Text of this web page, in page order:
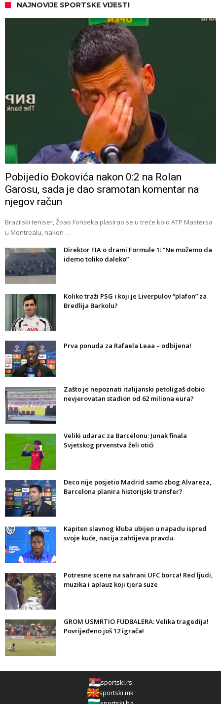
NAJNOVIJE SPORTSKE VIJESTI
Pobijedio Đokovića nakon 0:2 na Rolan
Garosu, sada je dao sramotan komentar na
njegov račun
Brazilski teniser, Žoao Fonseka plasirao se u treće kolo ATP Mastersa
u Montrealu, nakon …
Direktor FIA o drami Formule 1: “Ne možemo da
idemo toliko daleko”
Koliko traži PSG i koji je Liverpulov “plafon” za
Bredlija Barkolu?
Prva ponuda za Rafaela Leaa – odbijena!
Zašto je nepoznati italijanski petoligaš dobio
nevjerovatan stadion od 62 miliona eura?
Veliki udarac za Barcelonu: Junak finala
Svjetskog prvenstva želi otići
Deco nije posjetio Madrid samo zbog Alvareza,
Barcelona planira historijski transfer?
Kapiten slavnog kluba ubijen u napadu ispred
svoje kuće, nacija zahtijeva pravdu.
Potresne scene na sahrani UFC borca! Red ljudi,
muzika i aplauz koji tjera suze
GROM USMRTIO FUDBALERA: Velika tragedija!
Povrijeđeno još 12 igrača!
sportski.rs
sportski.mk